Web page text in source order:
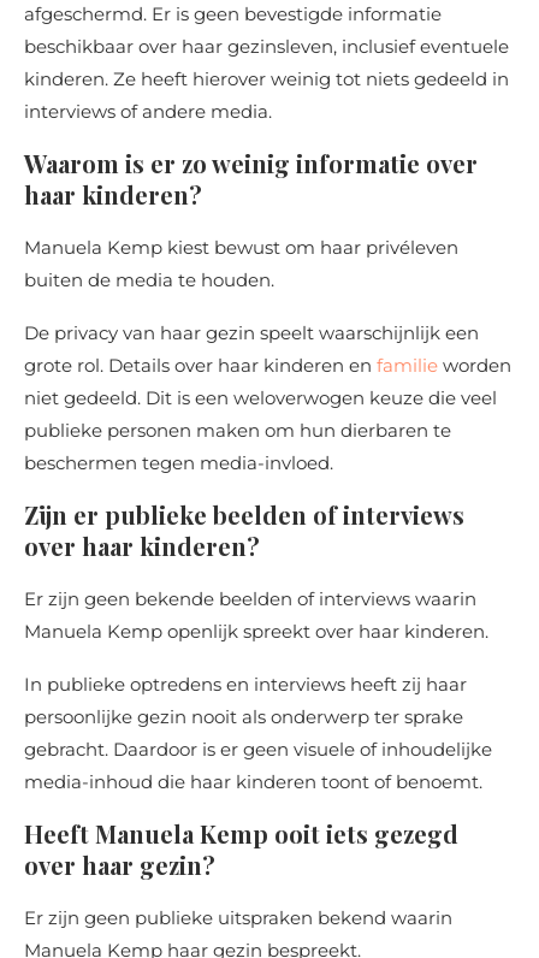
afgeschermd. Er is geen bevestigde informatie
beschikbaar over haar gezinsleven, inclusief eventuele
kinderen. Ze heeft hierover weinig tot niets gedeeld in
interviews of andere media.
Waarom is er zo weinig informatie over
haar kinderen?
Manuela Kemp kiest bewust om haar privéleven
buiten de media te houden.
De privacy van haar gezin speelt waarschijnlijk een
grote rol. Details over haar kinderen en familie worden
niet gedeeld. Dit is een weloverwogen keuze die veel
publieke personen maken om hun dierbaren te
beschermen tegen media-invloed.
Zijn er publieke beelden of interviews
over haar kinderen?
Er zijn geen bekende beelden of interviews waarin
Manuela Kemp openlijk spreekt over haar kinderen.
In publieke optredens en interviews heeft zij haar
persoonlijke gezin nooit als onderwerp ter sprake
gebracht. Daardoor is er geen visuele of inhoudelijke
media-inhoud die haar kinderen toont of benoemt.
Heeft Manuela Kemp ooit iets gezegd
over haar gezin?
Er zijn geen publieke uitspraken bekend waarin
Manuela Kemp haar gezin bespreekt.